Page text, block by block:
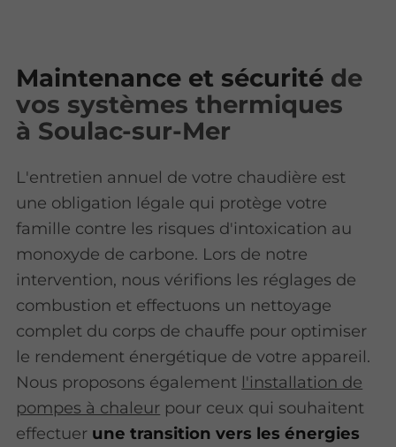
Maintenance et sécurité de
vos systèmes thermiques
à Soulac-sur-Mer
L'entretien annuel de votre chaudière est
une obligation légale qui protège votre
famille contre les risques d'intoxication au
monoxyde de carbone. Lors de notre
intervention, nous vérifions les réglages de
combustion et effectuons un nettoyage
complet du corps de chauffe pour optimiser
le rendement énergétique de votre appareil.
Nous proposons également l'installation de
pompes à chaleur pour ceux qui souhaitent
effectuer une transition vers les énergies